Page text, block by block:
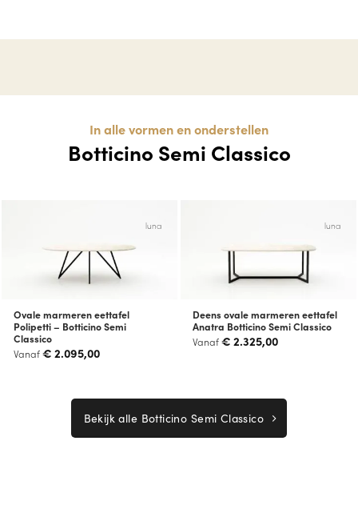
In alle vormen en onderstellen
Botticino Semi Classico
Ovale marmeren eettafel
Polipetti – Botticino Semi
Classico
Vanaf€ 2.095,00
luna
Deens ovale marmeren eettafel
Anatra Botticino Semi Classico
Vanaf€ 2.325,00
luna
Bekijk alle Botticino Semi Classico